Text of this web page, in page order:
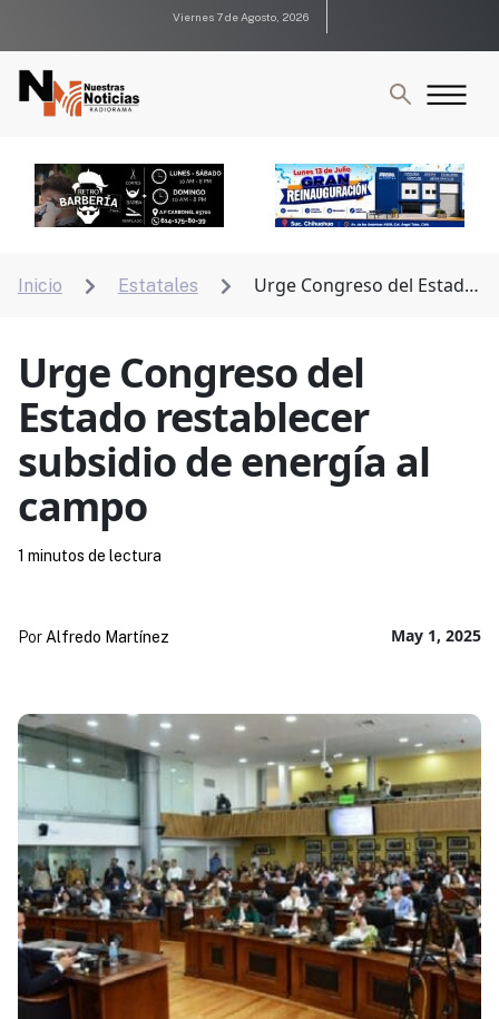
Viernes 7 de Agosto, 2026
Inicio  Estatales 
Urge Congreso del Estado
Urge Congreso del
Estado restablecer
subsidio de energía al
campo
May 1, 2025
Por Alfredo Martínez
1 minutos de lectura